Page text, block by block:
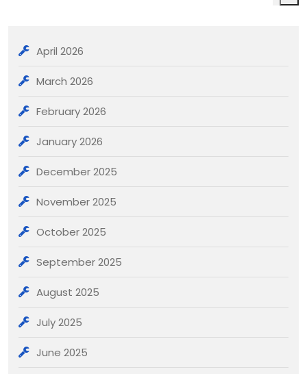
April 2026
March 2026
February 2026
January 2026
December 2025
November 2025
October 2025
September 2025
August 2025
July 2025
June 2025